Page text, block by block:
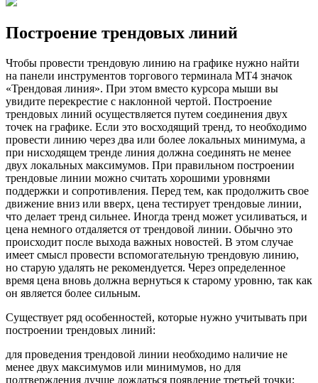
Построение трендовых линий
Чтобы провести трендовую линию на графике нужно найти
на панели инструментов торгового терминала MT4 значок
«Трендовая линия». При этом вместо курсора мыши вы
увидите перекрестие с наклонной чертой. Построение
трендовых линий осуществляется путем соединения двух
точек на графике. Если это восходящий тренд, то необходимо
провести линию через два или более локальных минимума, а
при нисходящем тренде линия должна соединять не менее
двух локальных максимумов. При правильном построении
трендовые линии можно считать хорошими уровнями
поддержки и сопротивления. Перед тем, как продолжить свое
движение вниз или вверх, цена тестирует трендовые линии,
что делает тренд сильнее. Иногда тренд может усиливаться, и
цена немного отдаляется от трендовой линии. Обычно это
происходит после выхода важных новостей. В этом случае
имеет смысл провести вспомогательную трендовую линию,
но старую удалять не рекомендуется. Через определенное
время цена вновь должна вернуться к старому уровню, так как
он является более сильным.
Существует ряд особенностей, которые нужно учитывать при
построении трендовых линий:
для проведения трендовой линии необходимо наличие не
менее двух максимумов или минимумов, но для
подтверждения лучше дождаться появление третьей точки;